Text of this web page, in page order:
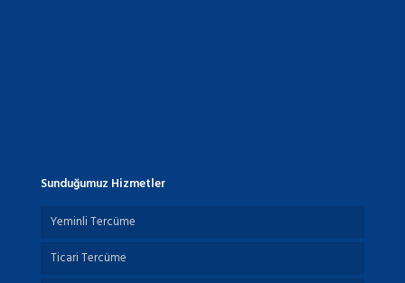
Sunduğumuz Hizmetler
Yeminli Tercüme
Ticari Tercüme